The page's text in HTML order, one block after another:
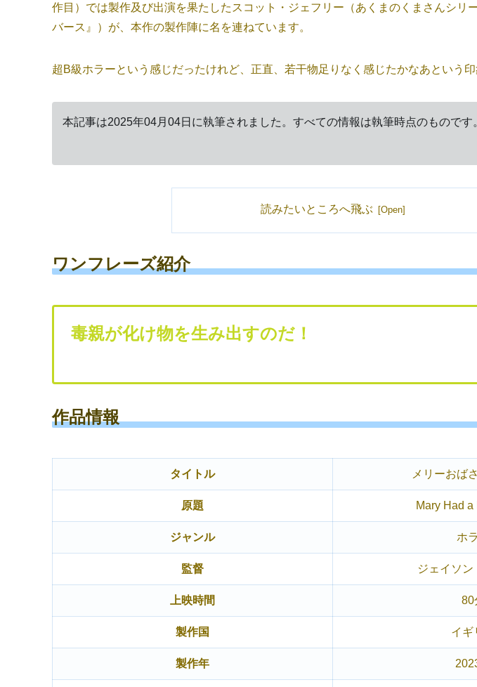
作目）では製作及び出演を果たしたスコット・ジェフリー（あくまのくまさんシリ
バース』）が、本作の製作陣に名を連ねています。
超B級ホラーという感じだったけれど、正直、若干物足りなく感じたかなあという印
本記事は2025年04月04日に執筆されました。すべての情報は執筆時点のものです
読みたいところへ飛ぶ
ワンフレーズ紹介
毒親が化け物を生み出すのだ！
作品情報
タイトル メリーおば
原題 Mary Had
ジャンル ホ
監督 ジェイソン
上映時間 80
製作国 イギ
製作年